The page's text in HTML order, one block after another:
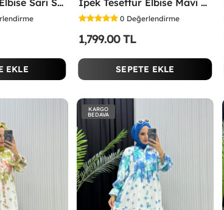
İpek Tesettür Elbise Sarı Sarı
EKLE
İpek Tesettür Elbise Mavi Mavi
0 Değerlendirme
1,799.00 TL
SEPETE EKLE
KARGO
BEDAVA